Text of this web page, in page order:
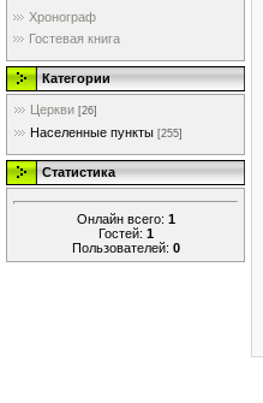
Хронограф
Гостевая книга
Категории
Церкви [26]
Населенные пункты [255]
Статистика
Онлайн всего: 1
Гостей: 1
Пользователей: 0